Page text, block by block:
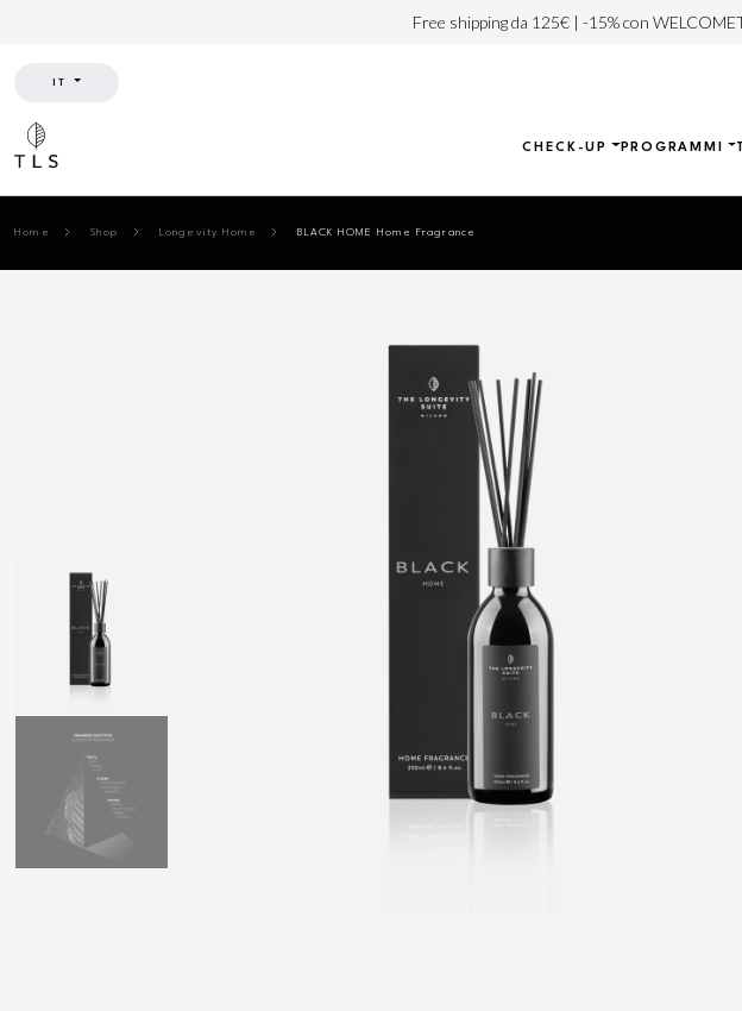
Free shipping da 125€ | -15% con
IT
CHECK-UP PROGRAMMI
Home Shop Longevity Home BLACK HOME Home Fragrance